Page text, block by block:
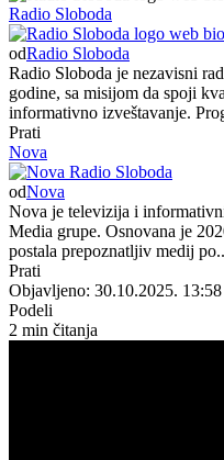
Radio Sloboda
odRadio Sloboda
Radio Sloboda je nezavisni
godine, sa misijom da spoji
informativno izveštavanje.
Prati
Nova
odNova
Nova je televizija i
Media grupe. Osnovana je
postala prepoznatljiv medij
Prati
Objavljeno: 30.10.2025. 13:58
Podeli
2 min čitanja